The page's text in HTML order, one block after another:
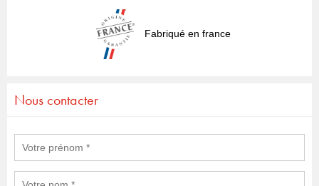
Fabriqué en france
Nous contacter